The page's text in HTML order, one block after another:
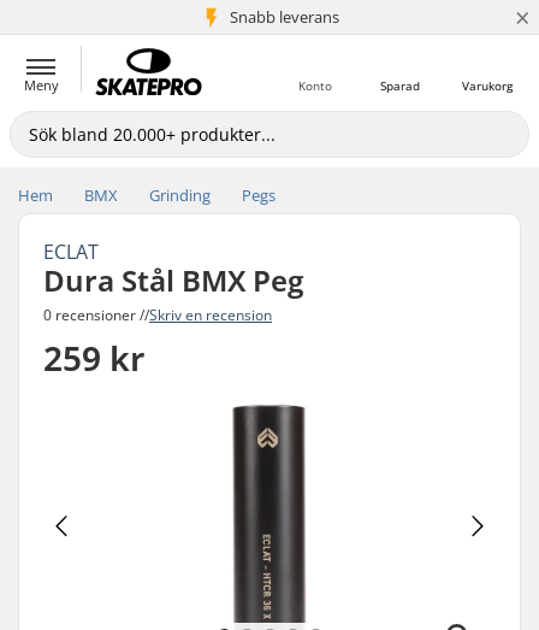
Snabb leverans
5+ milj. kunder ×
Meny Varukorg
Sparad
Konto
Hem BMX Grinding Pegs
ECLAT
Dura Stål BMX Peg
0 recensioner //Skriv en recension
259 kr